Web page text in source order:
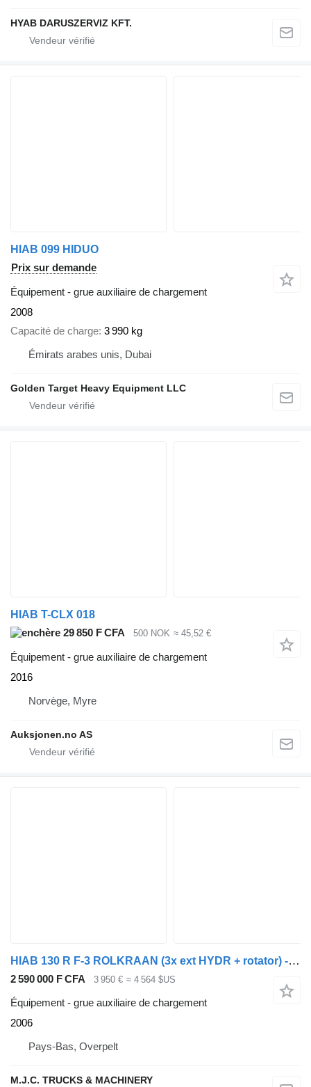
HYAB DARUSZERVIZ KFT.
HIAB 099 HIDUO
Prix sur demande
Équipement - grue auxiliaire de chargement
2008
Capacité de charge 3 990 kg
Émirats arabes unis, Dubai
Golden Target Heavy Equipment LLC
HIAB T-CLX 018
29 850 F CFA
500 NOK ≈ 45,52 €
Équipement - grue auxiliaire de chargement
2016
Norvège, Myre
Auksjonen.no AS
HIAB 130 R F-3 ROLKRAAN (3x ext HYDR + rotator) - HATZ SILENT PACK DI
2 590 000 F CFA 3 950 € ≈ 4 564 $US
Équipement - grue auxiliaire de chargement
2006
Pays-Bas, Overpelt
M.J.C. TRUCKS & MACHINERY